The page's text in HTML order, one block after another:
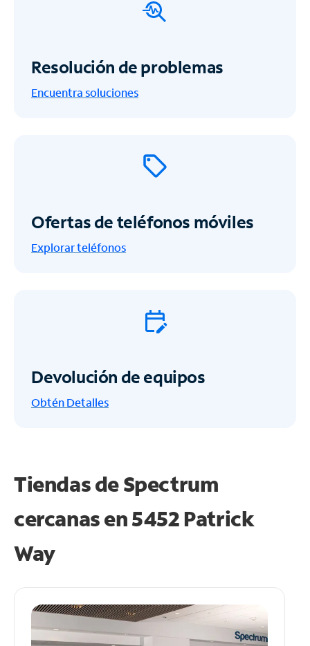
Resolución de problemas
Encuentra soluciones
Ofertas de teléfonos móviles
Explorar teléfonos
Devolución de equipos
ObténDetalles
Tiendas de Spectrum
cercanas en5452 Patrick
Way